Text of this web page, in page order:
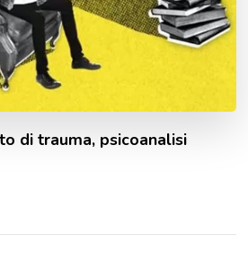
di trauma, psicoanalisi